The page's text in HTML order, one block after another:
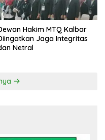
Hakim MTQ Kalbar
Jaga Integritas
Netral